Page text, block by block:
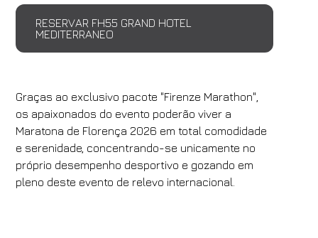
RESERVAR FH55 GRAND HOTEL
MEDITERRANEO
Graças ao exclusivo pacote "Firenze Marathon",
os apaixonados do evento poderão viver a
Maratona de Florença 2026 em total comodidade
e serenidade, concentrando-se unicamente no
próprio desempenho desportivo e gozando em
pleno deste evento de relevo internacional.